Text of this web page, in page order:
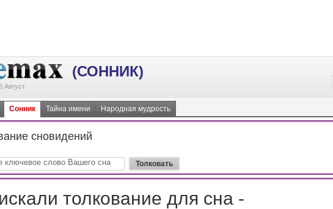
(СОННИК)
Август
Сонник Тайна имени Народная мудрость
сновидений
толкование для сна -